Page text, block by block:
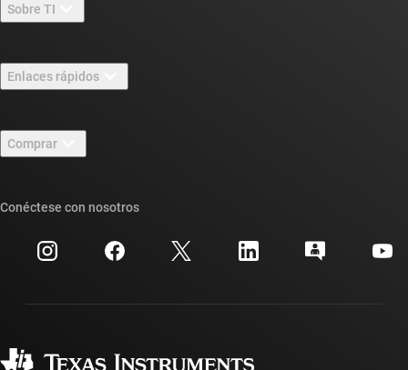
Sobre TI
Carreras laborales
Sala de redacción
Eventos
Relaciones con los inversionistas
Enlaces rápidos
Foros de soporte de diseño de TI E2E™
Búsqueda de referencias cruzadas
Centro de atención al cliente
Preguntas frecuentes sobre la cuenta myTI
Comprar
Preguntas frecuentes sobre pedidos
Conéctese con nosotros